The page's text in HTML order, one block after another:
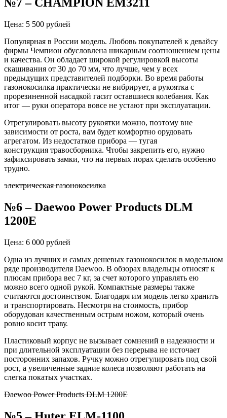
Цена: 5 500 рублей
Популярная в России модель. Любовь покупателей к девайсу
фирмы Чемпион обусловлена шикарным соотношением цены
и качества. Он обладает широкой регулировкой высоты
скашивания от 30 до 70 мм, что лучше, чем у всех
предыдущих представителей подборки. Во время работы
газонокосилка практически не вибрирует, а рукоятка с
прорезиненной насадкой гасит оставшиеся колебания. Как
итог — руки оператора вовсе не устают при эксплуатации.
Отрегулировать высоту рукоятки можно, поэтому вне
зависимости от роста, вам будет комфортно орудовать
агрегатом. Из недостатков прибора — тугая
конструкция травосборника. Чтобы закрепить его, нужно
зафиксировать замки, что на первых порах сделать особенно
трудно.
электрическая газонокосилка
№6 – Daewoo Power Products DLM
1200E
Цена: 6 000 рублей
Одна из лучших и самых дешевых газонокосилок в модельном
ряде производителя Daewoo. В обзорах владельцы относят к
плюсам прибора вес 7 кг, за счет которого управлять ею
можно всего одной рукой. Компактные размеры также
считаются достоинством. Благодаря им модель легко хранить
и транспортировать. Несмотря на стоимость, прибор
оборудован качественным острым ножом, который очень
ровно косит траву.
Пластиковый корпус не вызывает сомнений в надежности и
при длительной эксплуатации без перерыва не источает
посторонних запахов. Ручку можно отрегулировать под свой
рост, а увеличенные задние колеса позволяют работать на
слегка покатых участках.
Daewoo Power Products DLM 1200E